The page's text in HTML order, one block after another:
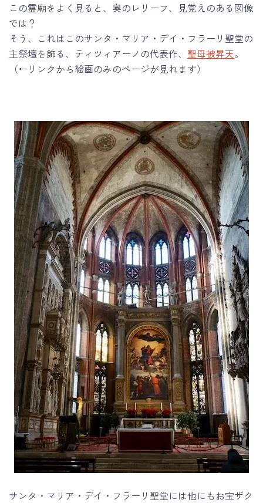
この霊廟をよく見ると、奥のレリーフ、見覚えのある図像
では？
そう、これはこのサンタ・マリア・デイ・フラーリ聖堂の
主祭壇を飾る、ティツィアーノの代表作、 聖母被昇天。
（←リンクから絵画のみのページが見れます）
サンタ・マリア・デイ・フラーリ聖堂には他にもお宝ザク